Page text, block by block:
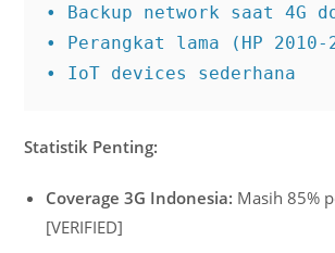
• Backup network saat 4G
• Perangkat lama (HP 2010-
• IoT devices sederhana
Statistik Penting:
Coverage 3G Indonesia: Masih 85%
[VERIFIED]